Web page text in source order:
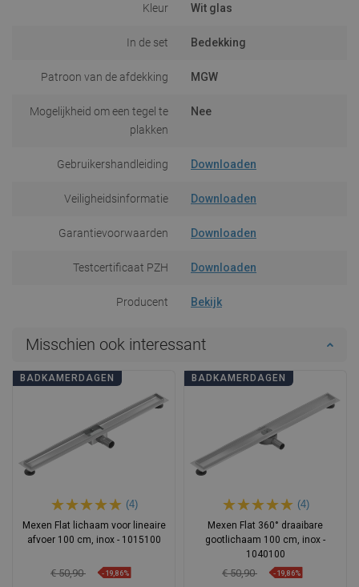
Kleur Wit glas
In de set Bedekking
Patroon van de afdekking MGW
Mogelijkheid om een tegel te
plakken
Nee
Gebruikershandleiding Downloaden
Veiligheidsinformatie Downloaden
Garantievoorwaarden Downloaden
Testcertificaat PZH Downloaden
Producent Bekijk
Misschien ook interessant
BADKAMERDAGEN
(4)
Mexen Flat lichaam voor lineaire
afvoer 100 cm, inox - 1015100
€ 50,90 -19,86%
BADKAMERDAGEN
(4)
Mexen Flat 360° draaibare
gootlichaam 100 cm, inox -
1040100
€ 50,90 -19,86%